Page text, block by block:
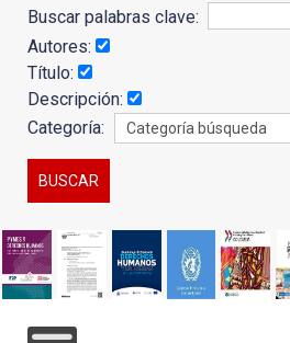
Buscar palabras clave:
Autores:
Título:
Descripción:
Categoría: